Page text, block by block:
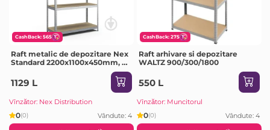
CashBack: 565
Raft metalic de depozitare Nex
Standard 2200x1100x450mm, 5
1129 L
Vînzător: Nex Distribution
0(0) Vândute: 4
CashBack: 275
Raft arhivare si depozitare
WALTZ 900/300/1800
550 L
Vînzător: Muncitorul
0(0) Vândute: 4